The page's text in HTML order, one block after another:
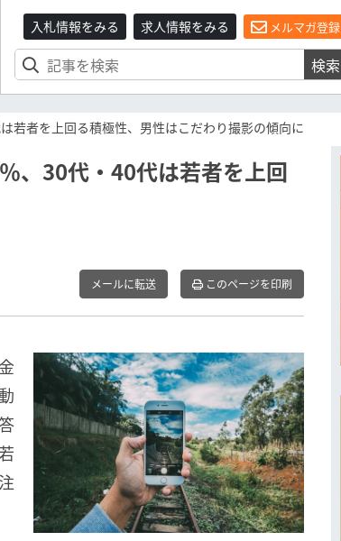
入札情報をみる 求人情報をみる メルマガ登録
検索
若者を上回る積極性、男性はこだわり撮影の傾向に
、30代・40代は若者を上回
メールに転送 このページを印刷